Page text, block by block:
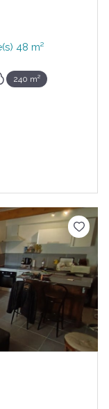
Maison 2 pièce(s) 1 chambre(s) 48 m²
240 m²